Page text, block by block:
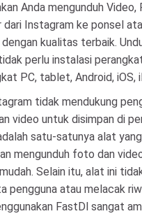
Anda mengunduh Video,
dari Instagram ke ponsel
kualitas terbaik.
perlu instalasi
PC, tablet, Android, iOS,
tidak mendukung
video untuk disimpan di
satu-satunya alat
mengunduh foto dan
Selain itu, alat ini
pengguna atau melacak
FastDl sangat